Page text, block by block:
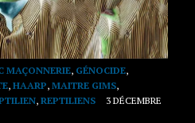
MAÇONNERIE, GÉNOCIDE,
, HAARP, MAITRE GIMS,
, REPTILIENS
3 DÉCEMBRE